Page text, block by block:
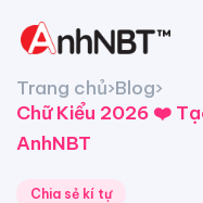
Trang chủ›Blog›
Chữ Kiểu 2026 ❤️
AnhNBT
Chia sẻ kí tự